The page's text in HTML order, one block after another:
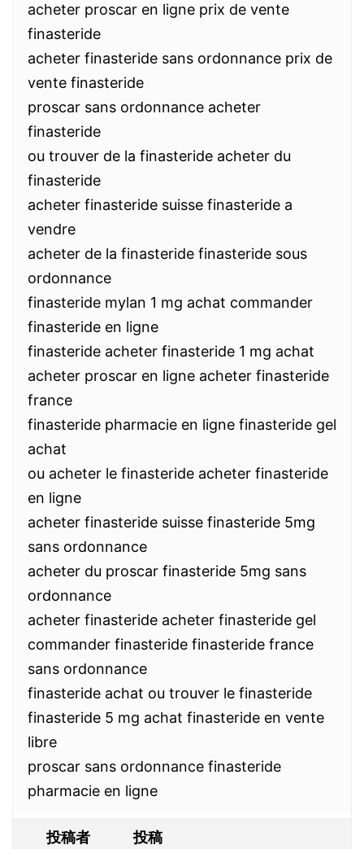
acheter proscar en ligne prix de vente
finasteride
acheter finasteride sans ordonnance prix de
vente finasteride
proscar sans ordonnance acheter
finasteride
ou trouver de la finasteride acheter du
finasteride
acheter finasteride suisse finasteride a
vendre
acheter de la finasteride finasteride sous
ordonnance
finasteride mylan 1 mg achat commander
finasteride en ligne
finasteride acheter finasteride 1 mg achat
acheter proscar en ligne acheter finasteride
france
finasteride pharmacie en ligne finasteride gel
achat
ou acheter le finasteride acheter finasteride
en ligne
acheter finasteride suisse finasteride 5mg
sans ordonnance
acheter du proscar finasteride 5mg sans
ordonnance
acheter finasteride acheter finasteride gel
commander finasteride finasteride france
sans ordonnance
finasteride achat ou trouver le finasteride
finasteride 5 mg achat finasteride en vente
libre
proscar sans ordonnance finasteride
pharmacie en ligne
投稿者 投稿